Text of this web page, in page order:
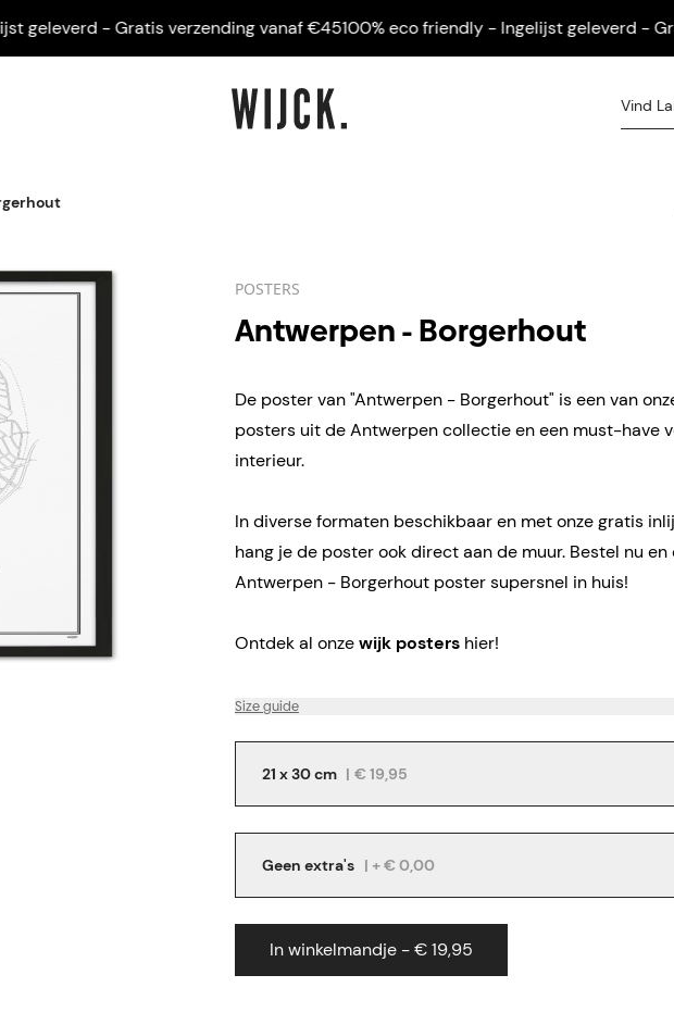
- Gratis verzending vanaf €45100% eco friendly - Ingelijst geleverd - Gratis
POSTERS
Antwerpen - Borgerhout
De poster van "Antwerpen - Borgerhout" is een van
posters uit de Antwerpen collectie en een must-have
interieur.
In diverse formaten beschikbaar en met onze gratis
hang je de poster ook direct aan de muur. Bestel nu en
Antwerpen - Borgerhout poster supersnel in huis!
Ontdek al onzewijk posters hier!
Size guide
21 x 30 cm | € 19,95
Geen extra's | + € 0,00
In winkelmandje - € 19,95